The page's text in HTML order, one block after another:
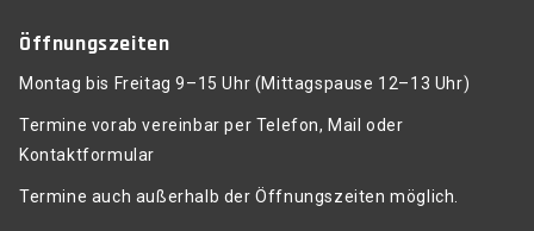
Öffnungszeiten
Montag bis Freitag 9–15 Uhr (Mittagspause 12–13 Uhr)
Termine vorab vereinbar per Telefon, Mail oder
Kontaktformular
Termine auch außerhalb der Öffnungszeiten möglich.